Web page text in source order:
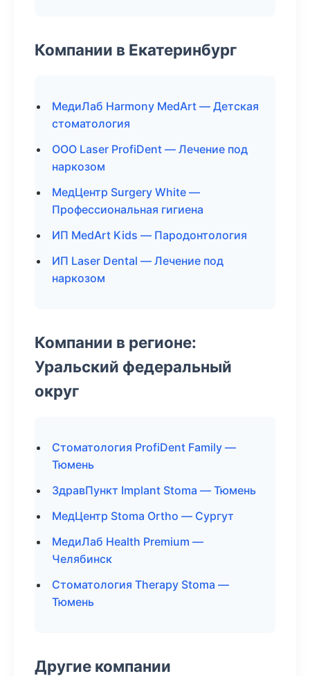
Компании в Екатеринбург
МедиЛаб Harmony MedArt — Детская
стоматология
ООО Laser ProfiDent — Лечение под
наркозом
МедЦентр Surgery White —
Профессиональная гигиена
ИП MedArt Kids — Пародонтология
ИП Laser Dental — Лечение под
наркозом
Компании в регионе:
Уральский федеральный
округ
Стоматология ProfiDent Family —
Тюмень
ЗдравПункт Implant Stoma — Тюмень
МедЦентр Stoma Ortho — Сургут
МедиЛаб Health Premium —
Челябинск
Стоматология Therapy Stoma —
Тюмень
Другие компании